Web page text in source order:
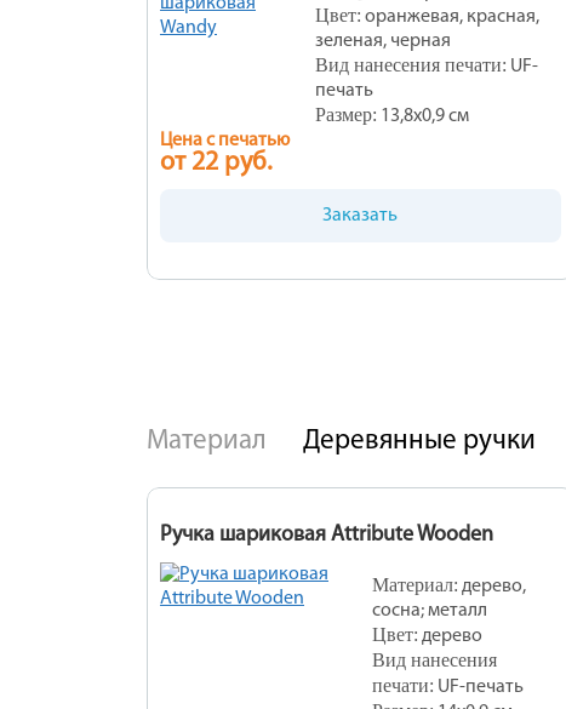
Цвет: оранжевая, красная,
зеленая, черная
Вид нанесения печати: UF-
печать
Размер: 13,8х0,9 см
Цена с печатью
от 22 руб.
Заказать
Материал Деревянные ручки
Ручка шариковая Attribute Wooden
Материал: дерево,
сосна; металл
Цвет: дерево
Вид нанесения
печати: UF-печать
<
Цвет
Обесцветить